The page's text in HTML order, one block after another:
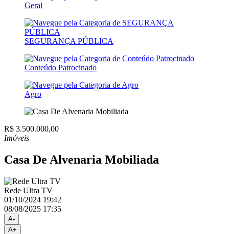
Geral
SEGURANÇA PÚBLICA
Conteúdo Patrocinado
Agro
R$ 3.500.000,00
Imóveis
Casa De Alvenaria Mobiliada
Rede Ultra TV
01/10/2024 19:42
08/08/2025 17:35
A-
A+